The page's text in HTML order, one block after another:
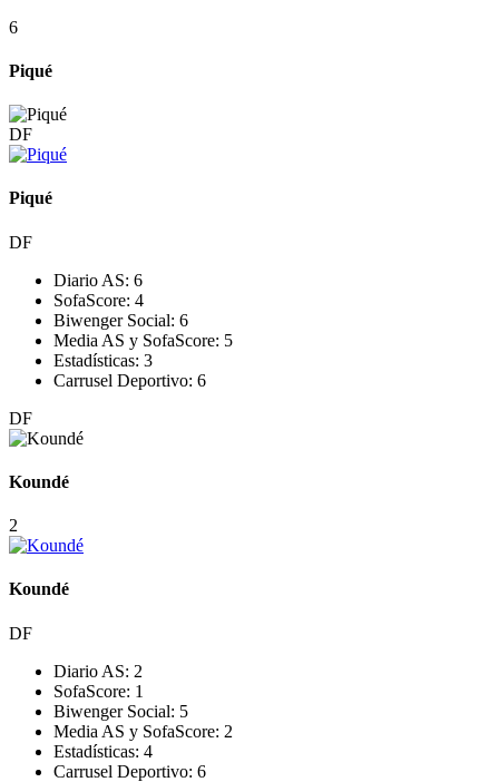
6
Piqué
DF
Piqué
DF
Diario AS: 6
SofaScore: 4
Biwenger Social: 6
Media AS y SofaScore: 5
Estadísticas: 3
Carrusel Deportivo: 6
DF
Koundé
2
Koundé
DF
Diario AS: 2
SofaScore: 1
Biwenger Social: 5
Media AS y SofaScore: 2
Estadísticas: 4
Carrusel Deportivo: 6